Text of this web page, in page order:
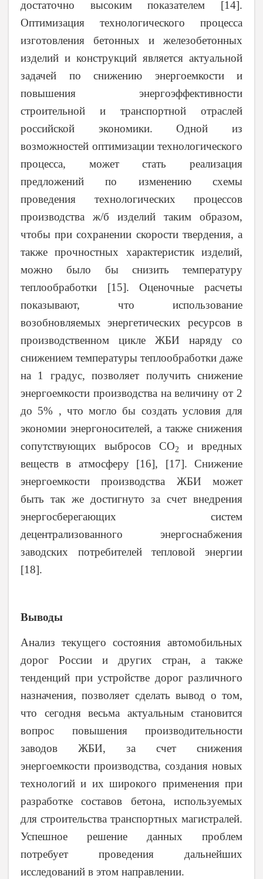
достаточно высоким показателем [14].
Оптимизация технологического процесса
изготовления бетонных и железобетонных
изделий и конструкций является актуальной
задачей по снижению энергоемкости и
повышения энергоэффективности
строительной и транспортной отраслей
российской экономики. Одной из
возможностей оптимизации технологического
процесса, может стать реализация
предложений по изменению схемы
проведения технологических процессов
производства ж/б изделий таким образом,
чтобы при сохранении скорости твердения, а
также прочностных характеристик изделий,
можно было бы снизить температуру
теплообработки [15]. Оценочные расчеты
показывают, что использование
возобновляемых энергетических ресурсов в
производственном цикле ЖБИ наряду со
снижением температуры теплообработки даже
на 1 градус, позволяет получить снижение
энергоемкости производства на величину от 2
до 5% , что могло бы создать условия для
экономии энергоносителей, а также снижения
сопутствующих выбросов CO2
и вредных
веществ в атмосферу [16], [17]. Снижение
энергоемкости производства ЖБИ может
быть так же достигнуто за счет внедрения
энергосберегающих систем
децентрализованного энергоснабжения
заводских потребителей тепловой энергии
[18].
Выводы
Анализ текущего состояния автомобильных
дорог России и других стран, а также
тенденций при устройстве дорог различного
назначения, позволяет сделать вывод о том,
что сегодня весьма актуальным становится
вопрос повышения производительности
заводов ЖБИ, за счет снижения
энергоемкости производства, создания новых
технологий и их широкого применения при
разработке составов бетона, используемых
для строительства транспортных магистралей.
Успешное решение данных проблем
потребует проведения дальнейших
исследований в этом направлении.